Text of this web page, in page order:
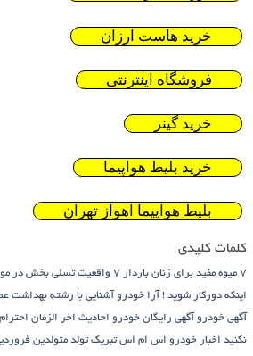
خرید هاست ارزان
فروشگاه اینترنتی
خرید گینر
خرید بلیط هواپیما
بلیط هواپیما اهواز تهران
کلمات کلیدی
7 میوه مفید برای زنان باردار 7 واقعیت تسلی بخش در مورد بیماری سرطان
اینکه دورکار شوید ! آرا خودرو آشنایی با رشته بهداشت
آگهی خودرو آگهی رایگان خودرو احادیث اخر الزمان
نکنید اخبار خودرو اس ام اس تبریک تولد متولدین